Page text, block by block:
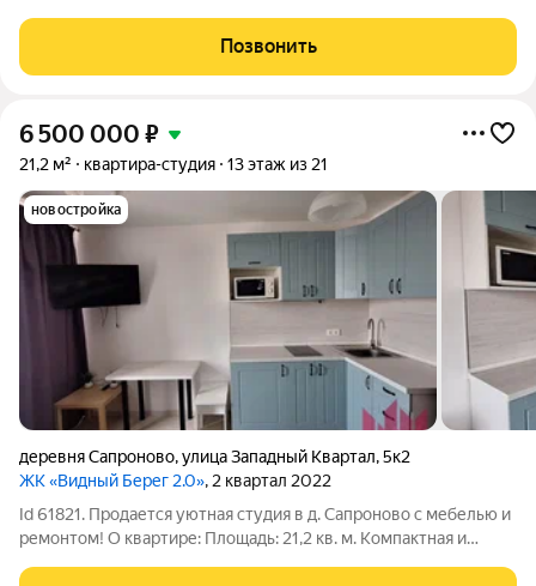
транспортная доступность. Один собственник.
Позвонить
6 500 000 ₽
21,2 м² квартира-студия 13 этаж из 21
новостройка
деревня Сапроново,улица Западный Квартал,5к2
ЖК «Видный Берег 2.0», 2 квартал 2022
Id 61821. Продается уютная студия в д. Сапроново с мебелью и
ремонтом! О квартире: Площадь: 21,2 кв. м. Компактная и